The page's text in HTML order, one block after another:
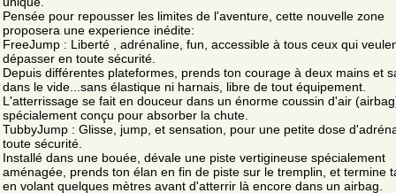
Pensée pour repousser les limites de l'aventure, cette nouvelle zone
proposera une experience inédite:
FreeJump : Liberté , adrénaline, fun, accessible à tous ceux qui
dépasser en toute sécurité.
Depuis différentes plateformes, prends ton courage à deux mains et
dans le vide...sans élastique ni harnais, libre de tout équipement.
L'atterrissage se fait en douceur dans un énorme coussin d'air
spécialement conçu pour absorber la chute.
TubbyJump : Glisse, jump, et sensation, pour une petite dose
toute sécurité.
Installé dans une bouée, dévale une piste vertigineuse spécialement
aménagée, prends ton élan en fin de piste sur le tremplin, et termine
en volant quelques mètres avant d'atterrir là encore dans un airbag.